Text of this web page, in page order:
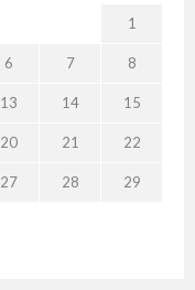
1
6 7 8
13 14 15
20 21 22
27 28 29